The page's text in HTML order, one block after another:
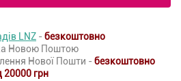
LNZ - безкоштовно
Новою Поштою
Нової Пошти - безкоштовно
20000 грн